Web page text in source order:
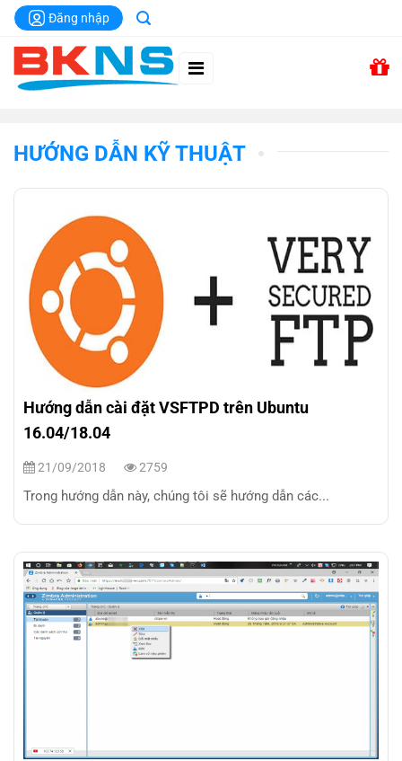
Chuyển
đến
dung
Đăng nhập
HƯỚNG DẪN KỸ THUẬT
Hướng dẫn cài đặt VSFTPD trên Ubuntu
16.04/18.04
21/09/2018 2759
Trong hướng dẫn này, chúng tôi sẽ hướng dẫn các...